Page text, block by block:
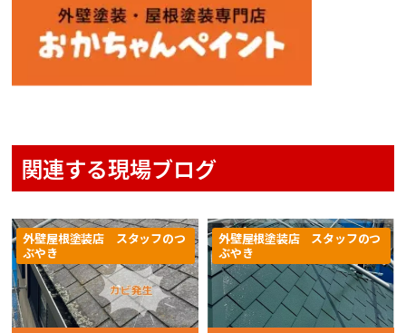
関連する現場ブログ
外壁屋根塗装店 スタッフのつ
ぶやき
外壁屋根塗装店 スタッフのつ
ぶやき